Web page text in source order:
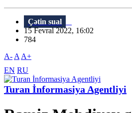
Çətin sual
15 Fevral 2022, 16:02
784
A- A A+
EN RU
Turan İnformasiya Agentliyi